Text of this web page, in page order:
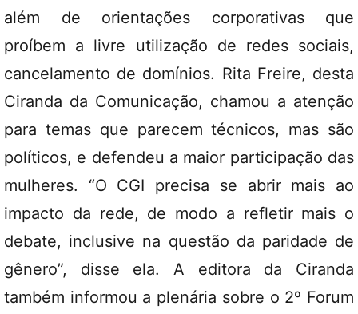
além de orientações corporativas que
proíbem a livre utilização de redes sociais,
cancelamento de domínios. Rita Freire, desta
Ciranda da Comunicação, chamou a atenção
para temas que parecem técnicos, mas são
políticos, e defendeu a maior participação das
mulheres. “O CGI precisa se abrir mais ao
impacto da rede, de modo a refletir mais o
debate, inclusive na questão da paridade de
gênero”, disse ela. A editora da Ciranda
também informou a plenária sobre o 2º Forum